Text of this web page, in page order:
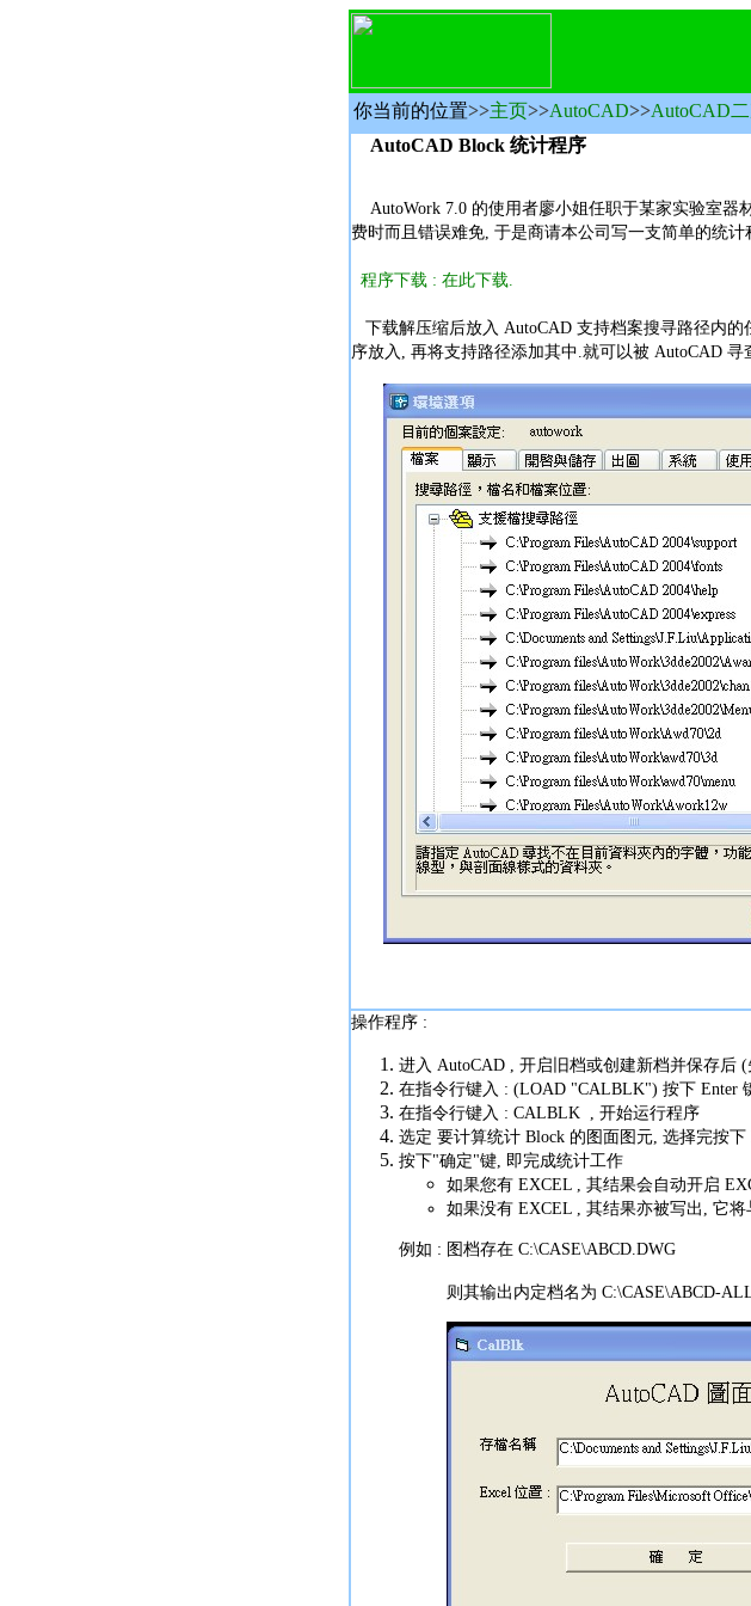
你当前的位置>>主页>>AutoCAD>>AutoCAD
AutoCAD Block 统计程序
AutoWork 7.0 的使用者廖小姐任职于某家实验室器
费时而且错误难免, 于是商请本公司写一支简单的统计
程序下载 : 在此下载.
下载解压缩后放入 AutoCAD 支持档案搜寻路径内
序放入, 再将支持路径添加其中.就可以被 AutoCAD 寻
操作程序 :
进入 AutoCAD , 开启旧档或创建新档并保存后
在指令行键入 : (LOAD "CALBLK") 按下 Enter
在指令行键入 : CALBLK , 开始运行程序
选定 要计算统计 Block 的图面图元, 选择完按下
按下"确定"键, 即完成统计工作
如果您有 EXCEL , 其结果会自动开启
如果没有 EXCEL , 其结果亦被写出, 它
例如 : 图档存在 C:\CASE\ABCD.DWG
则其输出内定档名为 C:\CASE\ABCD-